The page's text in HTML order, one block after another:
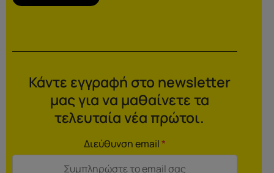
Κάντε εγγραφή στο newsletter
μας για να μαθαίνετε τα
τελευταία νέα πρώτοι.
Διεύθυνση email*